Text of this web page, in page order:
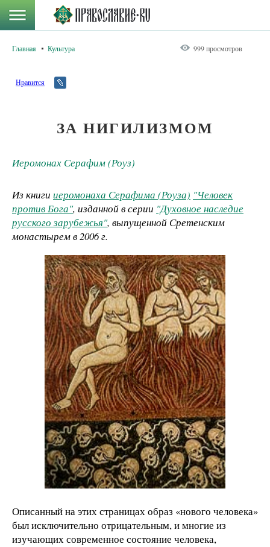
Главная Культура 999 просмотров
Нравится
ЗА НИГИЛИЗМОМ
Иеромонах Серафим (Роуз)
Из книги иеромонаха Серафима (Роуза) "Человек
против Бога", изданной в серии "Духовное наследие
русского зарубежья", выпущенной Сретенским
монастырем в 2006 г.
Описанный на этих страницах образ «нового человека»
был исключительно отрицательным, и многие из
изучающих современное состояние человека,